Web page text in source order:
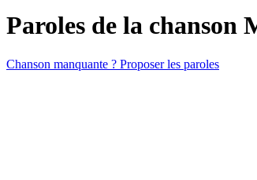
Paroles de la
Chanson manquante ? Proposer les paroles